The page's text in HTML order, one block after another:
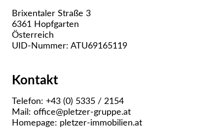
Brixentaler Straße 3
6361 Hopfgarten
Österreich
UID-Nummer: ATU69165119
Kontakt
Telefon: +43 (0) 5335 / 2154
Mail: office@pletzer-gruppe.at
Homepage: pletzer-immobilien.at